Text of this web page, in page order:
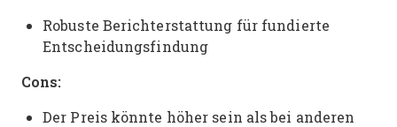
Robuste Berichterstattung für fundierte
Entscheidungsfindung
Cons:
Der Preis könnte höher sein als bei anderen